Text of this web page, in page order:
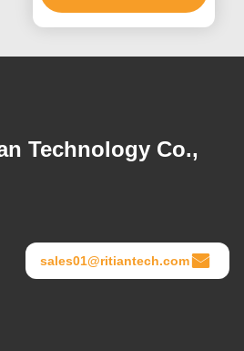
Technology Co.,
sales01@ritiantech.com